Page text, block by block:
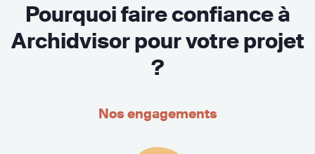
Pourquoi faire confiance à
Archidvisor pour votre projet
?
Nos engagements